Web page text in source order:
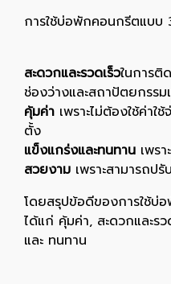
การใช้บ่อพักคอนกรีตแบบ
สะดวกและรวดเร็วในการติ
ช่องว่างและสถาปัตยกรรม
คุ้มค่า เพราะไม่ต้องใช้ค่า
ตั้ง
แข็งแกร่งและทนทาน เพร
สวยงาม เพราะสามารถป
โดยสรุปข้อดีของการใช้บ่
ได้แก่ คุ้มค่า, สะดวกและร
และ ทนทาน